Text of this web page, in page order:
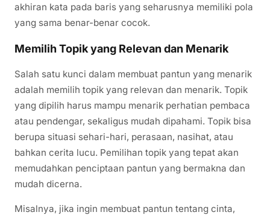
akhiran kata pada baris yang seharusnya memiliki pola
yang sama benar-benar cocok.
Memilih Topik yang Relevan dan Menarik
Salah satu kunci dalam membuat pantun yang menarik
adalah memilih topik yang relevan dan menarik. Topik
yang dipilih harus mampu menarik perhatian pembaca
atau pendengar, sekaligus mudah dipahami. Topik bisa
berupa situasi sehari-hari, perasaan, nasihat, atau
bahkan cerita lucu. Pemilihan topik yang tepat akan
memudahkan penciptaan pantun yang bermakna dan
mudah dicerna.
Misalnya, jika ingin membuat pantun tentang cinta,